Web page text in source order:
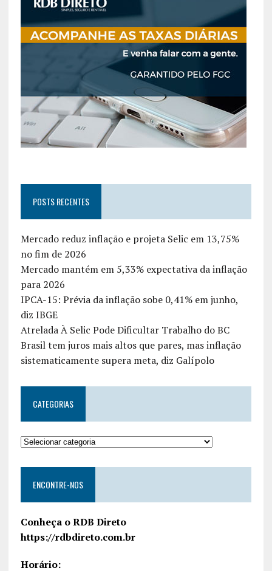
POSTS RECENTES
Mercado reduz inflação e projeta Selic em 13,75%
no fim de 2026
Mercado mantém em 5,33% expectativa da inflação
para 2026
IPCA-15: Prévia da inflação sobe 0,41% em junho,
diz IBGE
Atrelada À Selic Pode Dificultar Trabalho do BC
Brasil tem juros mais altos que pares, mas inflação
sistematicamente supera meta, diz Galípolo
CATEGORIAS
ENCONTRE-NOS
Conheça o RDB Direto
https://rdbdireto.com.br
Horário: